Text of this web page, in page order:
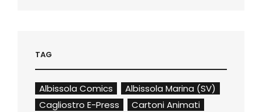
TAG
Albissola Comics
Albissola Marina (SV)
Cagliostro E-Press
Cartoni Animati